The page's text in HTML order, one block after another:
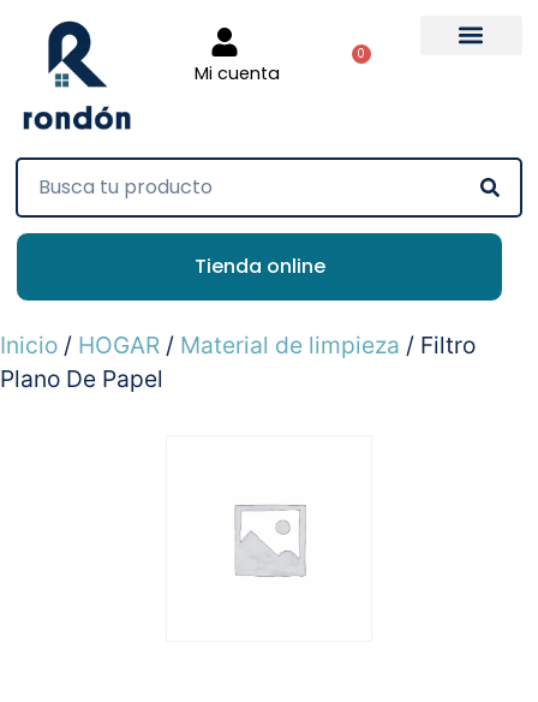
Mi cuenta
0
Tienda online
Inicio / HOGAR / Material de limpieza / Filtro
Plano De Papel